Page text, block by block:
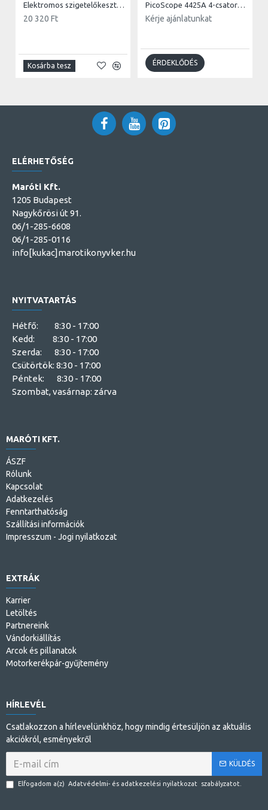
Elektromos szigetelőkesztyű 1000 V (középső réteg)
20 320 Ft
Kosárba tesz
PicoScope 4425A 4-csatornás oszcilloszkóp - Mester Autódiagnoszta csomag
Kérje ajánlatunkat
ÉRDEKLŐDÉS
ELÉRHETŐSÉG
Maróti Kft.
1205 Budapest
Nagykőrösi út 91.
06/1-285-6608
06/1-285-0116
info[kukac]marotikonyvker.hu
NYITVATARTÁS
Hétfő: 8:30 - 17:00
Kedd: 8:30 - 17:00
Szerda: 8:30 - 17:00
Csütörtök: 8:30 - 17:00
Péntek: 8:30 - 17:00
Szombat, vasárnap: zárva
MARÓTI KFT.
ÁSZF
Rólunk
Kapcsolat
Adatkezelés
Fenntarthatóság
Szállítási információk
Impresszum - Jogi nyilatkozat
EXTRÁK
Karrier
Letöltés
Partnereink
Vándorkiállítás
Arcok és pillanatok
Motorkerékpár-gyűjtemény
HÍRLEVÉL
Csatlakozzon a hírlevelünkhöz, hogy mindig értesüljön az aktuális
akciókról, esményekről
KÜLDÉS
Elfogadom a(z) Adatvédelmi- és adatkezelési nyilatkozat szabályzatot.